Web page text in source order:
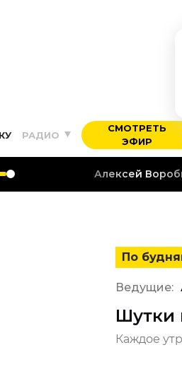
РАДИО
СМОТРЕТЬ
ЭФИР
Алексей Воробьев
По
Ведущие:
Шутки
Каждое